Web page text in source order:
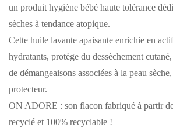
un produit hygiène bébé haute tolérance
sèches à tendance atopique.
Cette huile lavante apaisante enrichie en
hydratants, protège du dessèchement
de démangeaisons associées à la peau
protecteur.
ON ADORE : son flacon fabriqué à partir
recyclé et 100% recyclable !